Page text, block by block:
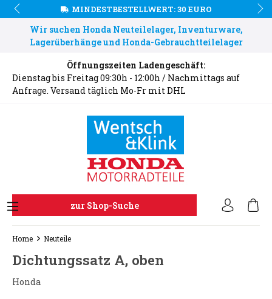
MINDESTBESTELLWERT: 30 EURO
Wir suchen Honda Neuteilelager, Inventurware,
Lagerüberhänge und Honda-Gebrauchtteilelager
Öffnungszeiten Ladengeschäft:
Dienstag bis Freitag 09:30h - 12:00h / Nachmittags auf
Anfrage. Versand täglich Mo-Fr mit DHL
zur Shop-Suche
Home Neuteile
Dichtungssatz A, oben
Honda